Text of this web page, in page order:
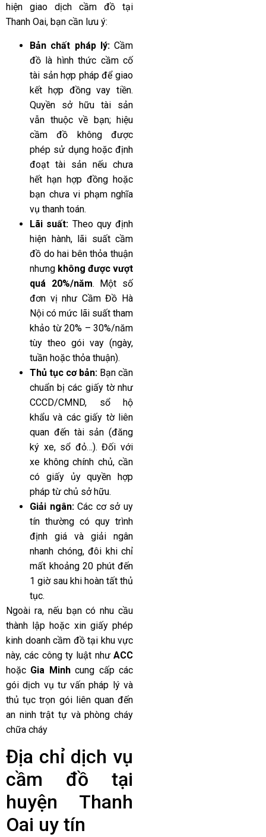
hiện giao dịch cầm đồ tại
Thanh Oai, bạn cần lưu ý:
Bản chất pháp lý:Cầm
đồ là hình thức cầm cố
tài sản hợp pháp để giao
kết hợp đồng vay tiền.
Quyền sở hữu tài sản
vẫn thuộc về bạn; hiệu
cầm đồ không được
phép sử dụng hoặc định
đoạt tài sản nếu chưa
hết hạn hợp đồng hoặc
bạn chưa vi phạm nghĩa
vụ thanh toán.
Lãi suất: Theo quy định
hiện hành, lãi suất cầm
đồ do hai bên thỏa thuận
nhưng không được vượt
quá 20%/năm. Một số
đơn vị như Cầm Đồ Hà
Nội có mức lãi suất tham
khảo từ 20% – 30%/năm
tùy theo gói vay (ngày,
tuần hoặc thỏa thuận).
Thủ tục cơ bản: Bạn cần
chuẩn bị các giấy tờ như
CCCD/CMND, sổ hộ
khẩu và các giấy tờ liên
quan đến tài sản (đăng
ký xe, sổ đỏ…). Đối với
xe không chính chủ, cần
có giấy ủy quyền hợp
pháp từ chủ sở hữu.
Giải ngân:Các cơ sở uy
tín thường có quy trình
định giá và giải ngân
nhanh chóng, đôi khi chỉ
mất khoảng 20 phút đến
1 giờ sau khi hoàn tất thủ
tục.
Ngoài ra, nếu bạn có nhu cầu
thành lập hoặc xin giấy phép
kinh doanh cầm đồ tại khu vực
này, các công ty luật như ACC
hoặc Gia Minhcung cấp các
gói dịch vụ tư vấn pháp lý và
thủ tục trọn gói liên quan đến
an ninh trật tự và phòng cháy
chữa cháy
Địa chỉ dịch vụ
cầm đồ tại
huyện Thanh
Oai uy tín